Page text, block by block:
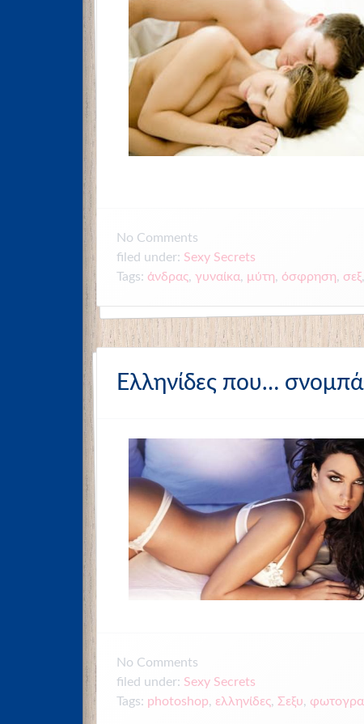
No Comments
filed under: Sexy Secrets
Tags: άνδρας, γυναίκα, μύτη, όσφρηση, σεξ,
Ελληνίδες που…
No Comments
filed under: Sexy Secrets
Tags: photoshop, ελληνίδες, Σεξυ,